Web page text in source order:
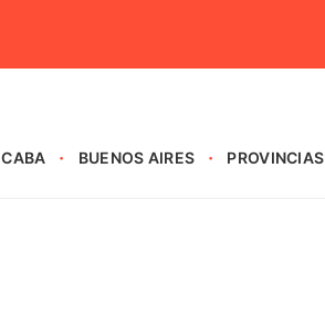
CABA BUENOS AIRES PROVINCIAS